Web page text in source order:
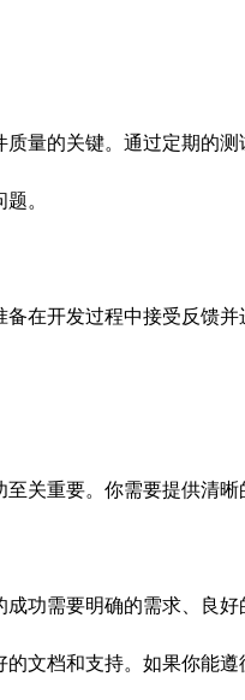
量的关键。通过定期的
。
在开发过程中接受反馈
关重要。你需要提供清
功需要明确的需求、良
文档和支持。如果你能